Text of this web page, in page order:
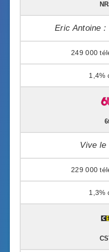
Eric Antoine
249 000
1,4%
Vive le
229 000
1,3%